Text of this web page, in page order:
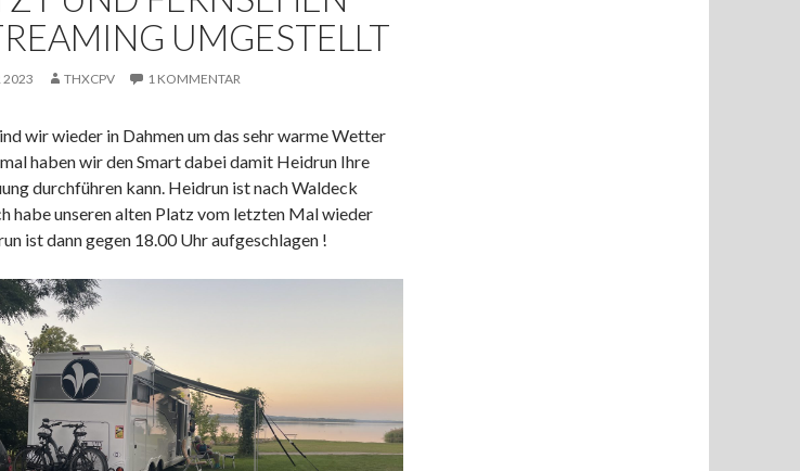
UMGESTELLT
2023 THXCPV 1 KOMMENTAR
wir wieder in Dahmen um das sehr warme Wetter
haben wir den Smart dabei damit Heidrun Ihre
durchführen kann. Heidrun ist nach Waldeck
habe unseren alten Platz vom letzten Mal wieder
ist dann gegen 18.00 Uhr aufgeschlagen !